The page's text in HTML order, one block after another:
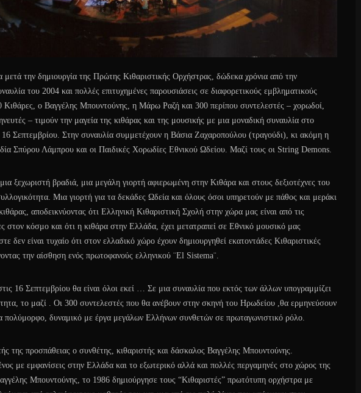
μετά την δημιουργία της Πρώτης Κιθαριστικής Ορχήστρας, δώδεκα χρόνια από την
του 2004 και πολλές επιτυχημένες παρουσιάσεις σε διαφορετικούς εμβληματικούς
Κιθάρες, ο Βαγγέλης Μπουντούνης, η Μάρω Ραζή και 300 περίπου συντελεστές – χορωδοί,
– τιμούν την μαγεία της κιθάρας και της μουσικής με μια μοναδική συναυλία στο
Σεπτεμβρίου. Στην συναυλία συμμετέχουν η Βάσια Ζαχαροπούλου (τραγούδι), κι ακόμη η
Σπύρου Λάμπρου και οι Παιδικές Χορωδίες Εθνικού Ωδείου. Μαζί τους οι String Demons.
ξεχωριστή βραδιά, μια μεγάλη γιορτή αφιερωμένη στην Κιθάρα και στους δεξιοτέχνες του
Μια γιορτή για τα δεκάδες Ωδεία και όλους όσοι υπηρετούν με πάθος και μεράκι
αποδεικνύοντας ότι Ελληνική Κιθαριστική Σχολή στην χώρα μας είναι από τις
στον κόσμο και ότι η κιθάρα στην Ελλάδα, έχει μετατραπεί σε Εθνικό μουσικό μας
δεν είναι τυχαίο ότι στον ελλαδικό χώρο έχουν δημιουργηθεί εκατοντάδες Κιθαριστικές
την αίσθηση ενός πρωτοφανούς ελληνικού ¨El Sistema¨.
16 Σεπτεμβρίου θα είναι όλοι εκεί … Σε μια συναυλία που εκτός των άλλων υπογραμμίζει
το μαζί . Οι 300 συντελεστές που θα ανέβουν στην σκηνή του Ηρωδείου ,θα ερμηνεύσουν
πολύμορφο, δυναμικό με έργα μεγάλων Ελλήνων συνθετών σε πρωταγωνιστικό ρόλο.
της προσπάθειας ο συνθέτης, κιθαριστής και δάσκαλος Βαγγέλης Μπουντούνης.
με εμφανίσεις στην Ελλάδα και το εξωτερικό αλλά και πολλές περγαμηνές στο χώρος της
Μπουντούνης, το 1986 δημιούργησε τους “Κιθαριστές” πρωτότυπη ορχήστρα με